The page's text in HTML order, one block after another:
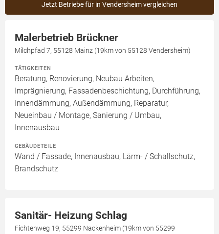
Jetzt Betriebe für in Vendersheim vergleichen
Malerbetrieb Brückner
Milchpfad 7, 55128 Mainz (19km von 55128 Vendersheim)
TÄTIGKEITEN
Beratung, Renovierung, Neubau Arbeiten,
Imprägnierung, Fassadenbeschichtung, Durchführung,
Innendämmung, Außendämmung, Reparatur,
Neueinbau / Montage, Sanierung / Umbau,
Innenausbau
GEBÄUDETEILE
Wand / Fassade, Innenausbau, Lärm- / Schallschutz,
Brandschutz
Sanitär- Heizung Schlag
Fichtenweg 19, 55299 Nackenheim (19km von 55299